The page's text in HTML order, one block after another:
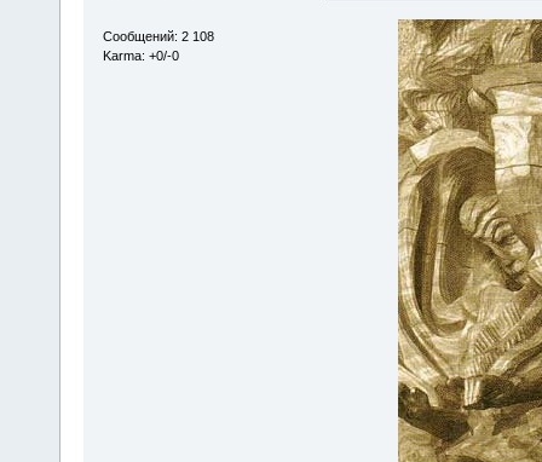
Сообщений: 2 108
Karma: +0/-0